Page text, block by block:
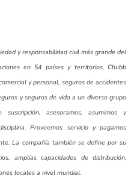
y responsabilidad civil más grande del
en 54 países y territorios, Chubb
y personal, seguros de accidentes
y seguros de vida a un diverso grupo
asesoramos, asumimos y
Proveemos servicio y pagamos
La compañía también se define por su
amplias capacidades de distribución,
locales a nivel mundial.